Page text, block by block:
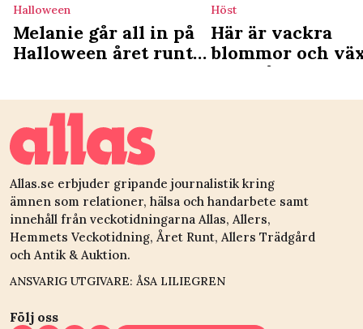
Halloween
Melanie går all in på
Halloween året runt –
Höst
Här är vackra
blommor och
som håller bäst
Allas.se erbjuder gripande journalistik kring
ämnen som relationer, hälsa och handarbete samt
innehåll från veckotidningarna Allas, Allers,
Hemmets Veckotidning, Året Runt, Allers Trädgård
och Antik & Auktion.
ANSVARIG UTGIVARE: ÅSA LILIEGREN
Följ oss